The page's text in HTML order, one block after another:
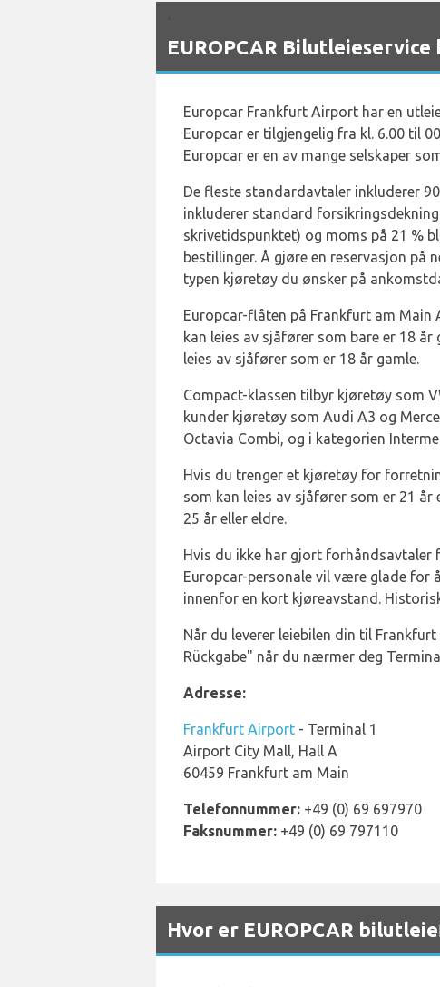
EUROPCAR
Europcar Frankfurt Airport har en
Europcar er tilgjengelig fra kl. 6.00 til
Europcar er en av mange selskaper
De fleste standardavtaler inkluderer
inkluderer standard
skrivetidspunktet) og moms på 21 %
bestillinger. Å gjøre en reservasjon
typen kjøretøy du ønsker på
Europcar-flåten på Frankfurt am Main
kan leies av sjåfører som bare er 18
leies av sjåfører som er 18 år gamle.
Compact-klassen tilbyr kjøretøy som
kunder kjøretøy som Audi A3 og
Octavia Combi, og i kategorien
Hvis du trenger et kjøretøy for
som kan leies av sjåfører som er 21
25 år eller eldre.
Hvis du ikke har gjort forhåndsavtaler
Europcar-personale vil være glade for
innenfor en kort kjøreavstand.
Når du leverer leiebilen din til
Rückgabe" når du nærmer deg
Adresse:
Frankfurt Airport - Terminal 1
Airport City Mall, Hall A
60459 Frankfurt am Main
Telefonnummer: +49 (0) 69 697970
Faksnummer: +49 (0) 69 797110
Hvor er EUROPCAR